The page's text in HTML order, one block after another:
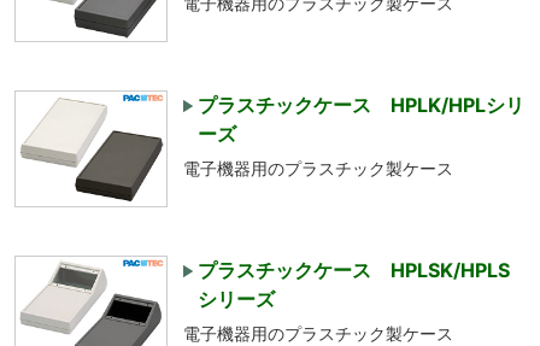
プラスチックケース HPLK/HPLシリ
ーズ
電子機器用のプラスチック製ケース
プラスチックケース HPLSK/HPLS
シリーズ
電子機器用のプラスチック製ケース